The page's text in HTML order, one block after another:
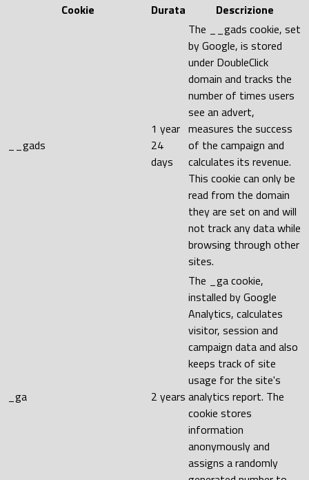
Cookie
Durata Descrizione
__gads
1 year
24
days
The __gads cookie, set
by Google, is stored
under DoubleClick
domain and tracks the
number of times users
see an advert,
measures the success
of the campaign and
calculates its revenue.
This cookie can only be
read from the domain
they are set on and will
not track any data while
browsing through other
sites.
_ga 2 years
The _ga cookie,
installed by Google
Analytics, calculates
visitor, session and
campaign data and also
keeps track of site
usage for the site's
analytics report. The
cookie stores
information
anonymously and
assigns a randomly